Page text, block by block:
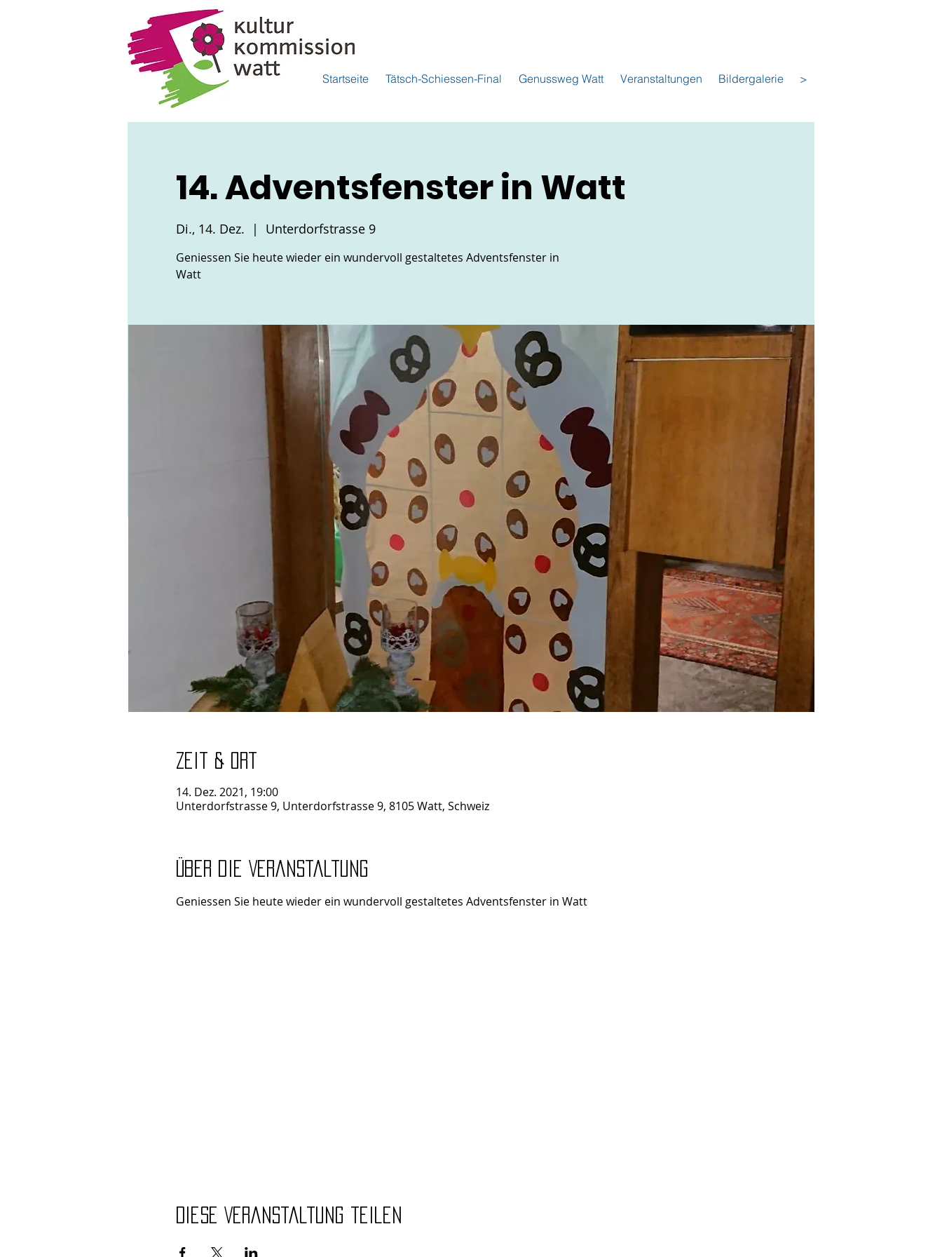
Startseite Tätsch-Schiessen-Final Genussweg Watt Veranstaltungen Bildergalerie >
14. Adventsfenster in Watt
Di., 14. Dez.
  |
Unterdorfstrasse 9
Geniessen Sie heute wieder ein wundervoll gestaltetes Adventsfenster in
Watt
Zeit & Ort
14. Dez. 2021, 19:00
Unterdorfstrasse 9, Unterdorfstrasse 9, 8105 Watt, Schweiz
Über die Veranstaltung
Geniessen Sie heute wieder ein wundervoll gestaltetes Adventsfenster in Watt
Diese Veranstaltung teilen